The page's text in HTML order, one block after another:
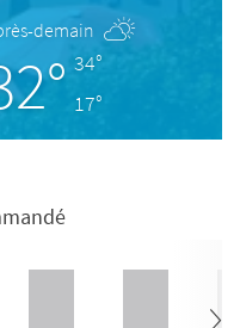
demain
34°
17°